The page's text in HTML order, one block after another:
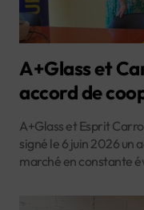
A+Glass et
accord de
A+Glass et Esprit
signé le 6 juin 2026 un
marché en constante